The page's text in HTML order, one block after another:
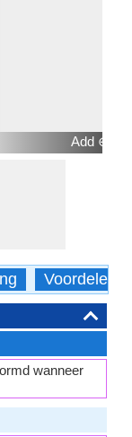
Add ⊕
Voordelen
wanneer